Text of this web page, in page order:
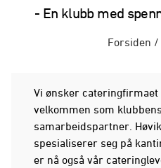
- En klubb med
Forsiden /
Vi ønsker
velkommen som
samarbeidspartner.
spesialiserer seg på
er nå også vår